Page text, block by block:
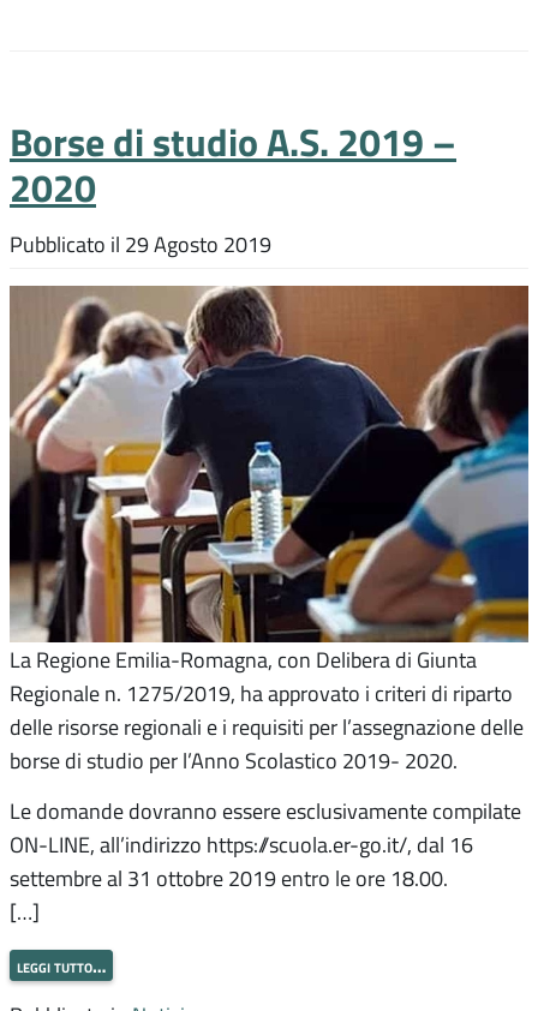
Borse di studio A.S. 2019 –
2020
Pubblicato il 29 Agosto 2019
La Regione Emilia-Romagna, con Delibera di Giunta
Regionale n. 1275/2019, ha approvato i criteri di riparto
delle risorse regionali e i requisiti per l’assegnazione delle
borse di studio per l’Anno Scolastico 2019- 2020.
Le domande dovranno essere esclusivamente compilate
ON-LINE, all’indirizzo https://scuola.er-go.it/, dal 16
settembre al 31 ottobre 2019 entro le ore 18.00.
[…]
leggi tutto…